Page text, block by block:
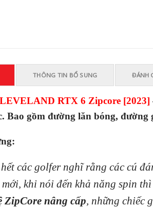
THÔNG TIN BỔ SUNG ĐÁNH
RTX 6 Zipcore [2023]
Bao gồm đường lăn bóng,
các golfer nghĩ rằng các cú
khi nói đến khả năng spin
ZipCore nâng cấp, những chiếc